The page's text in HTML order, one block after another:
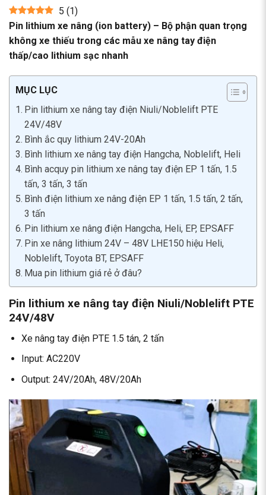
5 (1)
Pin lithium xe nâng (ion battery) – Bộ phận quan trọng
không xe thiếu trong các mẫu xe nâng tay điện
thấp/cao lithium sạc nhanh
MỤC LỤC
Pin lithium xe nâng tay điện Niuli/Noblelift PTE
24V/48V
Bình ắc quy lithium 24V-20Ah
Bình lithium xe nâng tay điện Hangcha, Noblelift, Heli
Bình acquy pin lithium xe nâng tay điện EP 1 tấn, 1.5
tấn, 3 tấn, 3 tấn
Bình điện lithium xe nâng điện EP 1 tấn, 1.5 tấn, 2 tấn,
3 tấn
Pin lithium xe nâng điện Hangcha, Heli, EP, EPSAFF
Pin xe nâng lithium 24V – 48V LHE150 hiệu Heli,
Noblelift, Toyota BT, EPSAFF
Mua pin lithium giá rẻ ở đâu?
Pin lithium xe nâng tay điện Niuli/Noblelift PTE
24V/48V
Xe nâng tay điện PTE 1.5 tán, 2 tấn
Input: AC220V
Output: 24V/20Ah, 48V/20Ah